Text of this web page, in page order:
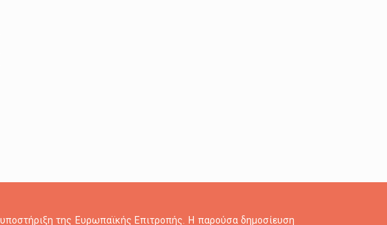
της Ευρωπαϊκής Επιτροπής. Η παρούσα δημοσίευση